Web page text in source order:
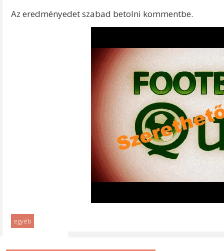
Az eredményedet szabad betolni kommentbe.
egyéb